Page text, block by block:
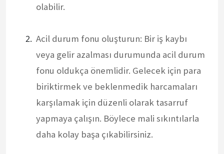
olabilir.
Acil durum fonu oluşturun: Bir iş kaybı
veya gelir azalması durumunda acil durum
fonu oldukça önemlidir. Gelecek için para
biriktirmek ve beklenmedik harcamaları
karşılamak için düzenli olarak tasarruf
yapmaya çalışın. Böylece mali sıkıntılarla
daha kolay başa çıkabilirsiniz.